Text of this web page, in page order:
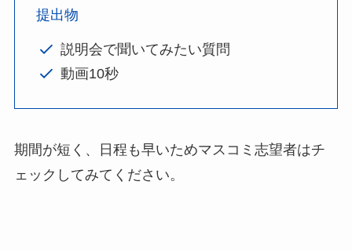
提出物
説明会で聞いてみたい質問
動画10秒
期間が短く、日程も早いためマスコミ志望者はチ
ェックしてみてください。